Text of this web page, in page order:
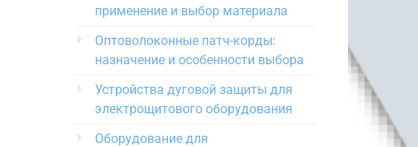
применение и выбор материала
Оптоволоконные патч-корды:
назначение и особенности выбора
Устройства дуговой защиты для
электрощитового оборудования
Оборудование для